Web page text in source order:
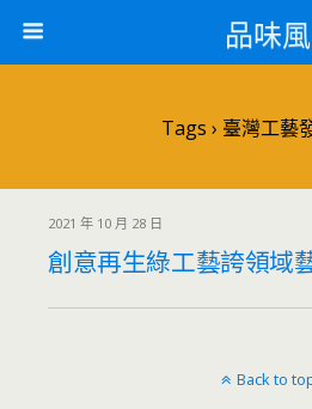
品味風
Tags › 臺灣工藝
2021 年 10 月 28 日
創意再生綠工藝誇領域
Back to